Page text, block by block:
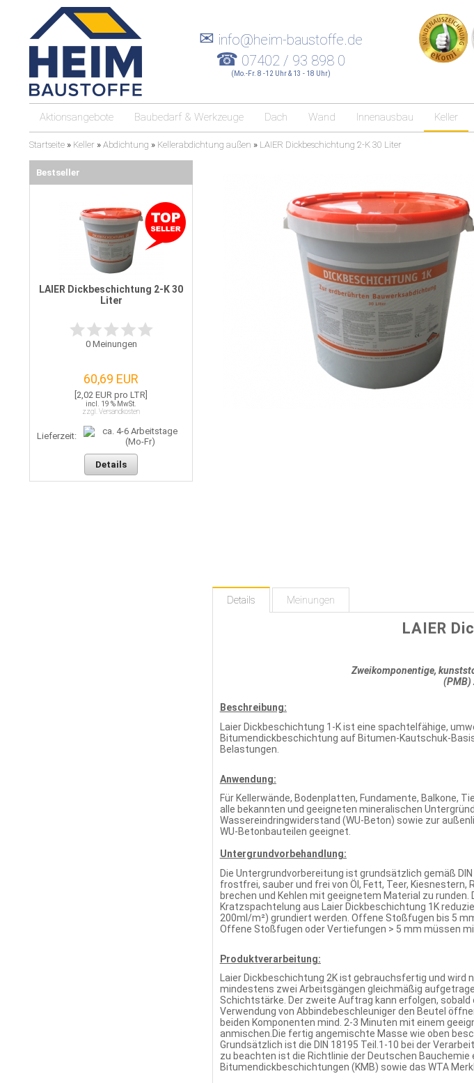
✉ info@heim-baustoffe.de
☎ 07402 / 93 898 0
(Mo.-Fr. 8 -12 Uhr & 13 - 18 Uhr)
Aktionsangebote Baubedarf & Werkzeuge Dach Wand Innenausbau Keller
Startseite » Keller » Abdichtung » Kellerabdichtung außen » LAIER Dickbeschichtung 2-K 30 Liter
Details Meinungen
LAIER
Zweikomponentige,
(PMB)
Beschreibung:
Laier Dickbeschichtung 1-K ist eine spachtelfähige,
Bitumendickbeschichtung auf Bitumen-Kautschuk-
Belastungen.
Anwendung:
Für Kellerwände, Bodenplatten, Fundamente, Balkone,
alle bekannten und geeigneten mineralischen
Wassereindringwiderstand (WU-Beton) sowie zur
WU-Betonbauteilen geeignet.
Untergrundvorbehandlung:
Die Untergrundvorbereitung ist grundsätzlich gemäß
frostfrei, sauber und frei von Öl, Fett, Teer,
brechen und Kehlen mit geeignetem Material zu
Kratzspachtelung aus Laier Dickbeschichtung 1K
200ml/m²) grundiert werden. Offene Stoßfugen bis 5
Offene Stoßfugen oder Vertiefungen > 5 mm müssen
Produktverarbeitung:
Laier Dickbeschichtung 2K ist gebrauchsfertig und wird
mindestens zwei Arbeitsgängen gleichmäßig
Schichtstärke. Der zweite Auftrag kann erfolgen,
Verwendung von Abbindebeschleuniger den Beutel
beiden Komponenten mind. 2-3 Minuten mit einem
anmischen.Die fertig angemischte Masse wie oben
Grundsätzlich ist die DIN 18195 Teil.1-10 bei der
zu beachten ist die Richtlinie der Deutschen
Bitumendickbeschichtungen (KMB) sowie das WTA
Bestseller
LAIER Dickbeschichtung 2-K 30
Liter
0Meinungen
60,69 EUR
[2,02 EUR pro LTR]
incl. 19 % MwSt.
zzgl. Versandkosten
Lieferzeit:
Details